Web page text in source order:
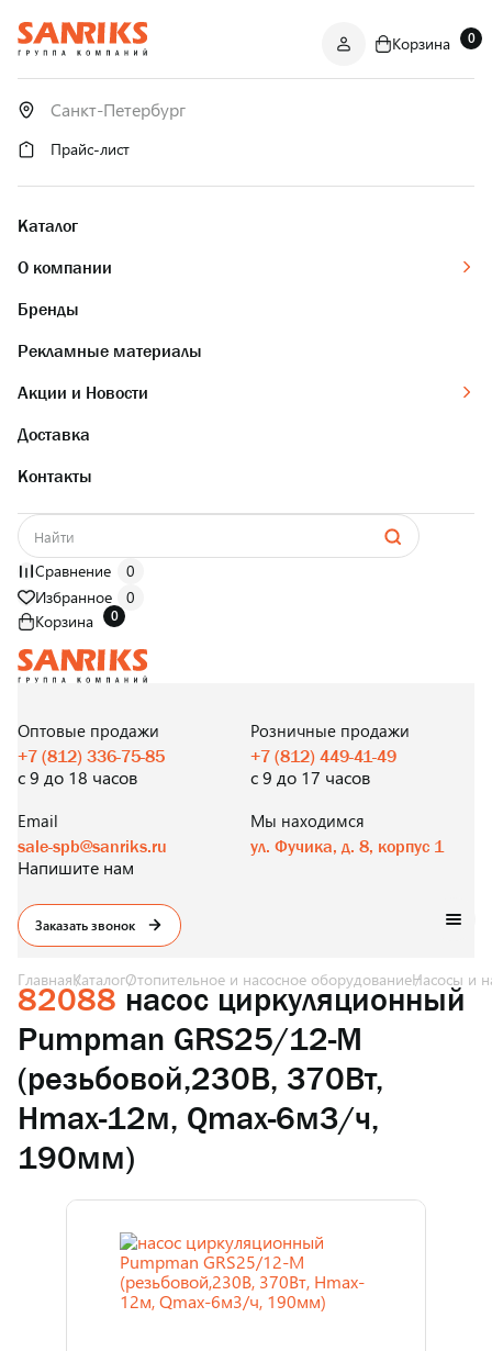
ОПТОМ
И В РОЗНИЦУ
Корзина 0
Прайс-лист
Каталог
О компании
Бренды
Рекламные материалы
Акции и Новости
Доставка
Контакты
Сравнение
0
Избранное
0
Корзина
0
И В РОЗНИЦУ
Оптовые продажи
+7 (812) 336-75-85
с 9 до 18 часов
Розничные продажи
+7 (812) 449-41-49
с 9 до 17 часов
Email
sale-spb@sanriks.ru
Напишите нам
Мы находимся
ул. Фучика, д. 8, корпус 1
Заказать звонок
ГлавнаяКаталогОтопительное и насосное оборудованиеНасосы и
82088 насос циркуляционный
Pumpman GRS25/12-M
(резьбовой,230В, 370Вт,
Hmax-12м, Qmax-6м3/ч,
190мм)